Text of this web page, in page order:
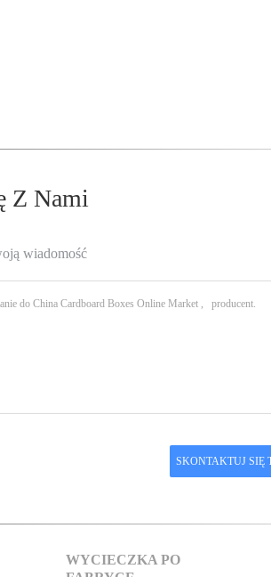
Z Nami
wiadomość
WYCIECZKA PO